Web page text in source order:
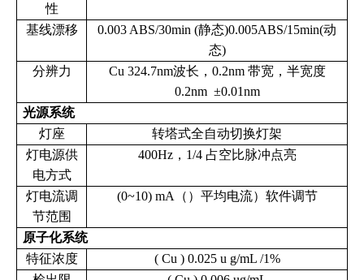
性
基线漂移
0.003 ABS/30min (静态)0.005ABS/15min(动
态)
分辨力
Cu 324.7nm波长，0.2nm 带宽，半宽度
0.2nm ±0.01nm
光源系统
灯座
转塔式全自动切换灯架
灯电源供
电方式
400Hz，1/4 占空比脉冲点亮
灯电流调
节范围
(0~10) mA（）平均电流）软件调节
原子化系统
特征浓度
( Cu ) 0.025 u g/mL /1%